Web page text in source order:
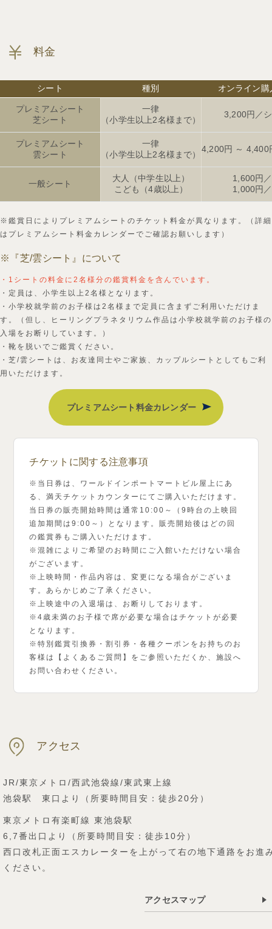
料金
シート 種別 オンライン購
プレミアムシート
芝シート
一律
（小学生以上2名様まで）
3,200円／
プレミアムシート
雲シート
一律
（小学生以上2名様まで）
4,200円 ～ 4,400
一般シート
大人（中学生以上）
こども（4歳以上）
1,600円
1,000円
※鑑賞日によりプレミアムシートのチケット料金が異なります。（詳細
はプレミアムシート料金カレンダーでご確認お願いします）
※『芝/雲シート』について
・1シートの料金に2名様分の鑑賞料金を含んでいます。
・定員は、小学生以上2名様となります。
・小学校就学前のお子様は2名様まで定員に含まずご利用いただけま
す。（但し、ヒーリングプラネタリウム作品は小学校就学前のお子様の
入場をお断りしています。）
・靴を脱いでご鑑賞ください。
・芝/雲シートは、お友達同士やご家族、カップルシートとしてもご利
用いただけます。
プレミアムシート料金カレンダー
チケットに関する注意事項
※当日券は、ワールドインポートマートビル屋上にあ
る、満天チケットカウンターにてご購入いただけます。
当日券の販売開始時間は通常10:00～（9時台の上映回
追加期間は9:00～）となります。販売開始後はどの回
の鑑賞券もご購入いただけます。
※混雑によりご希望のお時間にご入館いただけない場合
がございます。
※上映時間・作品内容は、変更になる場合がございま
す。あらかじめご了承ください。
※上映途中の入退場は、お断りしております。
※4歳未満のお子様で席が必要な場合はチケットが必要
となります。
※特別鑑賞引換券・割引券・各種クーポンをお持ちのお
客様は【よくあるご質問】をご参照いただくか、施設へ
お問い合わせください。
アクセス
JR/東京メトロ/西武池袋線/東武東上線
池袋駅 東口より（所要時間目安：徒歩20分）
東京メトロ有楽町線 東池袋駅
6,7番出口より（所要時間目安：徒歩10分）
西口改札正面エスカレーターを上がって右の地下通路をお進
ください。
アクセスマップ